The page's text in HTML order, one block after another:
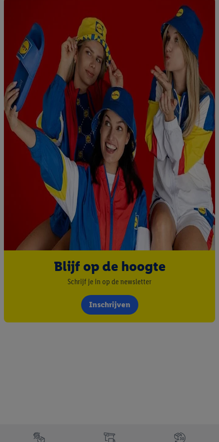
Blijf op de hoogte
Schrijf je in op de newsletter
Inschrijven
Footerelement met de verschillende USPs van Lidl.be